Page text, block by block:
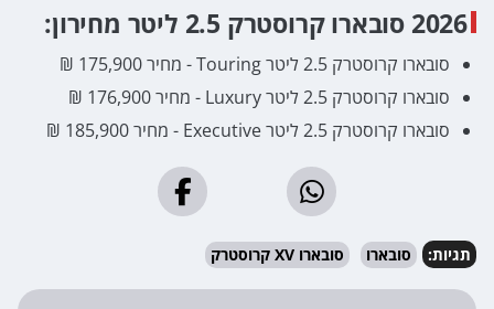
2026 סובארו קרוסטרק 2.5 ליטר מחירון:
סובארו קרוסטרק 2.5 ליטר Touring - מחיר 175,900 ₪
סובארו קרוסטרק 2.5 ליטר Luxury - מחיר 176,900 ₪
סובארו קרוסטרק 2.5 ליטר Executive - מחיר 185,900 ₪
תגיות: סובארו סובארו XV קרוסטרק